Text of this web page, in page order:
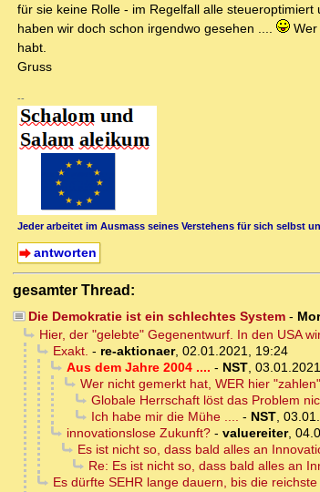
für sie keine Rolle - im Regelfall alle
haben wir doch schon irgendwo gesehen ....
Wer
habt.
Gruss
--
Jeder arbeitet im Ausmass seines Verstehens für sich selbst
antworten
gesamter Thread:
Die Demokratie ist ein schlechtes System-
Hier, der "gelebte" Gegenentwurf. In den USA
Exakt. - re-aktionaer, 02.01.2021, 19:24
Aus dem Jahre 2004 .... - NST,
Wer nicht gemerkt hat, WER hier
Globale Herrschaft löst das Problem
Ich habe mir die Mühe .... - NST,
innovationslose Zukunft?- valuereiter,
Es ist nicht so, dass bald alles an
Re: Es ist nicht so, dass bald alles an
Es dürfte SEHR lange dauern, bis die